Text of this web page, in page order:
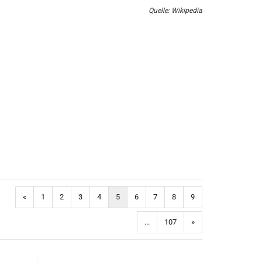
Quelle: Wikipedia
« 1 2 3 4 5 6 7 8 9
... 107 »